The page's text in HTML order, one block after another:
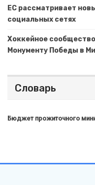
ЕС рассматривает
социальных сетях
Хоккейное
Монументу Победы в
Словарь
Бюджет прожиточного